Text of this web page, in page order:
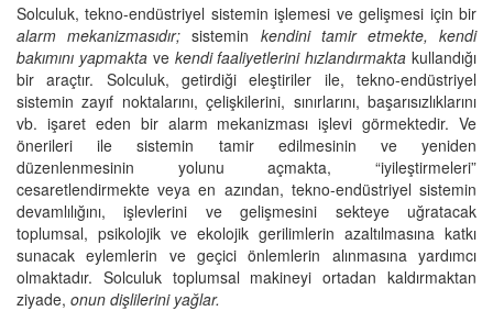
Solculuk, tekno-endüstriyel sistemin işlemesi ve gelişmesi için bir
alarm mekanizmasıdır; sistemin kendini tamir etmekte, kendi
bakımını yapmaktave kendi faaliyetlerini hızlandırmakta kullandığı
bir araçtır. Solculuk, getirdiği eleştiriler ile, tekno-endüstriyel
sistemin zayıf noktalarını, çelişkilerini, sınırlarını, başarısızlıklarını
vb. işaret eden bir alarm mekanizması işlevi görmektedir. Ve
önerileri ile sistemin tamir edilmesinin ve yeniden
düzenlenmesinin yolunu açmakta, “iyileştirmeleri”
cesaretlendirmekte veya en azından, tekno-endüstriyel sistemin
devamlılığını, işlevlerini ve gelişmesini sekteye uğratacak
toplumsal, psikolojik ve ekolojik gerilimlerin azaltılmasına katkı
sunacak eylemlerin ve geçici önlemlerin alınmasına yardımcı
olmaktadır. Solculuk toplumsal makineyi ortadan kaldırmaktan
ziyade, onun dişlilerini yağlar.